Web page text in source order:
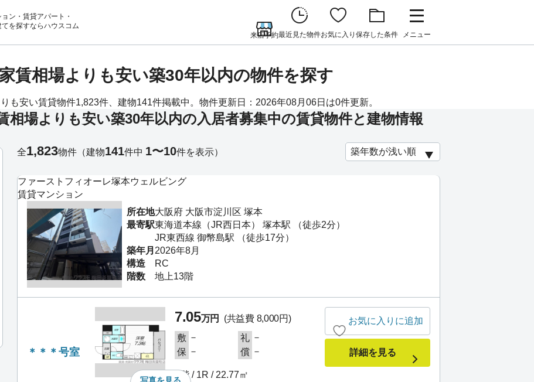
ン・賃貸アパート・
を探すならハウスコム
来店予約最近見た物件お気に入り 保存した条件 メニュー
賃相場よりも安い築30年以内の物件を探す
も安い賃貸物件1,823件、建物141件掲載中。物件更新日：2026年08月06日は0件更新。
相場よりも安い築30年以内の入居者募集中の賃貸物件と建物情報
ファーストフィオーレ塚本ウェルビング
賃貸マンション
所在地大阪府 大阪市淀川区 塚本
最寄駅東海道本線（JR西日本） 塚本駅 （徒歩2分）
JR東西線 御幣島駅 （徒歩17分）
築年月 2026年8月
構造
RC
階数
地上13階
＊＊＊号室
7.05万円
(共益費 8,000円)
敷 － 礼 －
保 － 償 －
2階 / 1R / 22.77㎡
お気に入りに追加
詳細を見る
全1,823物件 （建物141件中 1〜10件を表示）